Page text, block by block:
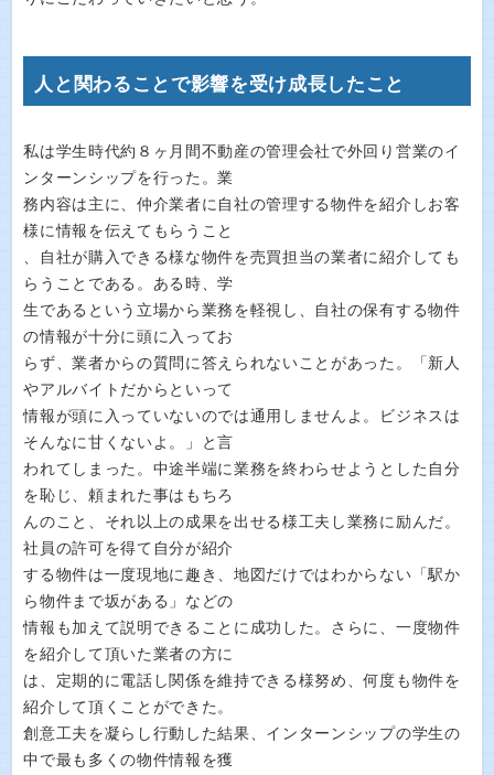
人と関わることで影響を受け成長したこと
私は学生時代約８ヶ月間不動産の管理会社で外回り営業のイ
ンターンシップを行った。業
務内容は主に、仲介業者に自社の管理する物件を紹介しお客
様に情報を伝えてもらうこと
、自社が購入できる様な物件を売買担当の業者に紹介しても
らうことである。ある時、学
生であるという立場から業務を軽視し、自社の保有する物件
の情報が十分に頭に入ってお
らず、業者からの質問に答えられないことがあった。「新人
やアルバイトだからといって
情報が頭に入っていないのでは通用しませんよ。ビジネスは
そんなに甘くないよ。」と言
われてしまった。中途半端に業務を終わらせようとした自分
を恥じ、頼まれた事はもちろ
んのこと、それ以上の成果を出せる様工夫し業務に励んだ。
社員の許可を得て自分が紹介
する物件は一度現地に趣き、地図だけではわからない「駅か
ら物件まで坂がある」などの
情報も加えて説明できることに成功した。さらに、一度物件
を紹介して頂いた業者の方に
は、定期的に電話し関係を維持できる様努め、何度も物件を
紹介して頂くことができた。
創意工夫を凝らし行動した結果、インターンシップの学生の
中で最も多くの物件情報を獲